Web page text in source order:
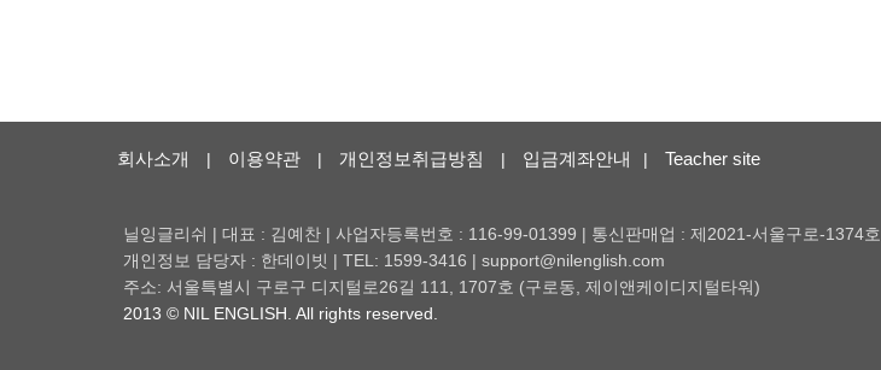
회사소개 | 이용약관 | 개인정보취급방침 | 입금계좌안내 | Teacher site
닐잉글리쉬 | 대표 : 김예찬 | 사업자등록번호 : 116-99-01399 | 통신판매업 : 제2021-서울구로-1374호
개인정보 담당자 : 한데이빗 | TEL: 1599-3416 | support@nilenglish.com
주소: 서울특별시 구로구 디지털로26길 111, 1707호 (구로동, 제이앤케이디지털타워)
2013 © NIL ENGLISH. All rights reserved.